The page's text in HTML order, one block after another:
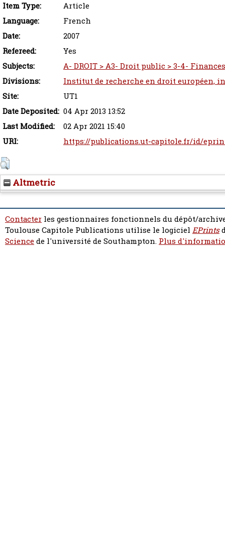
Item Type:
Article
Language:
French
Date:
2007
Refereed:
Yes
Subjects:
A- DROIT > A3- Droit public > 3-4-
Divisions:
Institut de recherche en droit européen,
Site:
UT1
Date Deposited: 04 Apr 2013 13:52
Last Modified:
02 Apr 2021 15:40
URI:
https://publications.ut-capitole.fr/id/
Altmetric
Contacter les gestionnaires fonctionnels du dépôt/
Toulouse Capitole Publications utilise le logiciel EPrints
Sciencede l'université de Southampton. Plus